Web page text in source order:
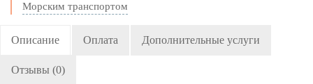
Морским транспортом
Описание Оплата Дополнительные услуги
Отзывы (0)